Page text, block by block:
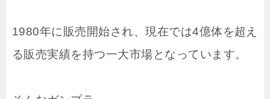
1980年に販売開始され、現在では4億体を超え
る販売実績を持つ一大市場となっています。